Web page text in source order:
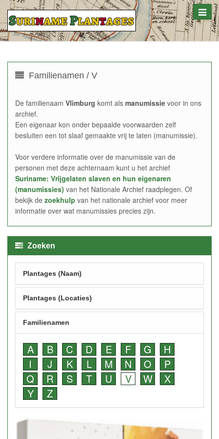
Toggle
Familienamen / V
De familienaam Vlimburg komt als manumissie voor in ons
archief.
Een eigenaar kon onder bepaalde voorwaarden zelf
besluiten een tot slaaf gemaakte vrij te laten (manumissie).
Voor verdere informatie over de manumissie van de
personen met deze achternaam kunt u het archief
Suriname: Vrijgelaten slaven en hun eigenaren
(manumissies) van het Nationale Archief raadplegen. Of
bekijk de zoekhulp van het nationale archief voor meer
informatie over wat manumissies precies zijn.
Zoeken
Plantages (Naam)
Plantages (Locaties)
Familienamen
A B C D E F G
H
I
J K L M N O
P
Q
R S T U V W
X
Y
Z